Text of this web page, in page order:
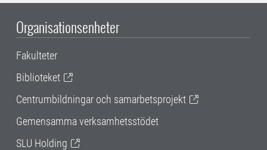
Organisationsenheter
Fakulteter
Biblioteket
Centrumbildningar och samarbetsprojekt
Gemensamma verksamhetsstödet
SLU Holding